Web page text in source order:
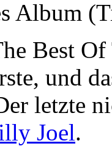
Album
Best
und
letzte
Joel.